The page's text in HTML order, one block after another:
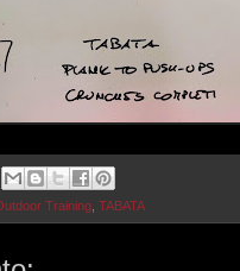
Training, TABATA